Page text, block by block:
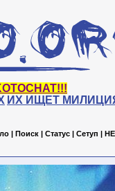
ИХ ИЩЕТ
| Поиск | Статус | Сетуп |